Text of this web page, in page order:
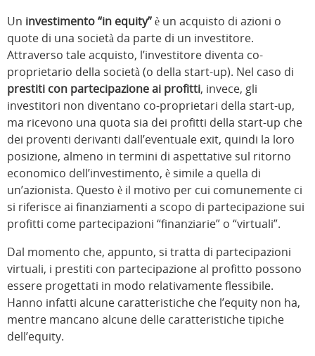
Un investimento “in equity”è un acquisto di azioni o
quote di una società da parte di un investitore.
Attraverso tale acquisto, l’investitore diventa co-
proprietario della società (o della start-up). Nel caso di
prestiti con partecipazione ai profitti, invece, gli
investitori non diventano co-proprietari della start-up,
ma ricevono una quota sia dei profitti della start-up che
dei proventi derivanti dall’eventuale exit, quindi la loro
posizione, almeno in termini di aspettative sul ritorno
economico dell’investimento, è simile a quella di
un’azionista. Questo è il motivo per cui comunemente ci
si riferisce ai finanziamenti a scopo di partecipazione sui
profitti come partecipazioni “finanziarie” o “virtuali”.
Dal momento che, appunto, si tratta di partecipazioni
virtuali, i prestiti con partecipazione al profitto possono
essere progettati in modo relativamente flessibile.
Hanno infatti alcune caratteristiche che l’equity non ha,
mentre mancano alcune delle caratteristiche tipiche
dell’equity.